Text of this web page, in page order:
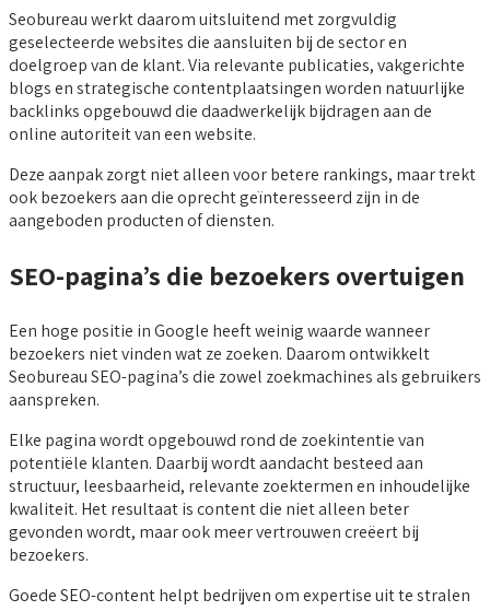
Seobureau werkt daarom uitsluitend met zorgvuldig
geselecteerde websites die aansluiten bij de sector en
doelgroep van de klant. Via relevante publicaties, vakgerichte
blogs en strategische contentplaatsingen worden natuurlijke
backlinks opgebouwd die daadwerkelijk bijdragen aan de
online autoriteit van een website.
Deze aanpak zorgt niet alleen voor betere rankings, maar trekt
ook bezoekers aan die oprecht geïnteresseerd zijn in de
aangeboden producten of diensten.
SEO-pagina’s die bezoekers overtuigen
Een hoge positie in Google heeft weinig waarde wanneer
bezoekers niet vinden wat ze zoeken. Daarom ontwikkelt
Seobureau SEO-pagina’s die zowel zoekmachines als gebruikers
aanspreken.
Elke pagina wordt opgebouwd rond de zoekintentie van
potentiële klanten. Daarbij wordt aandacht besteed aan
structuur, leesbaarheid, relevante zoektermen en inhoudelijke
kwaliteit. Het resultaat is content die niet alleen beter
gevonden wordt, maar ook meer vertrouwen creëert bij
bezoekers.
Goede SEO-content helpt bedrijven om expertise uit te stralen